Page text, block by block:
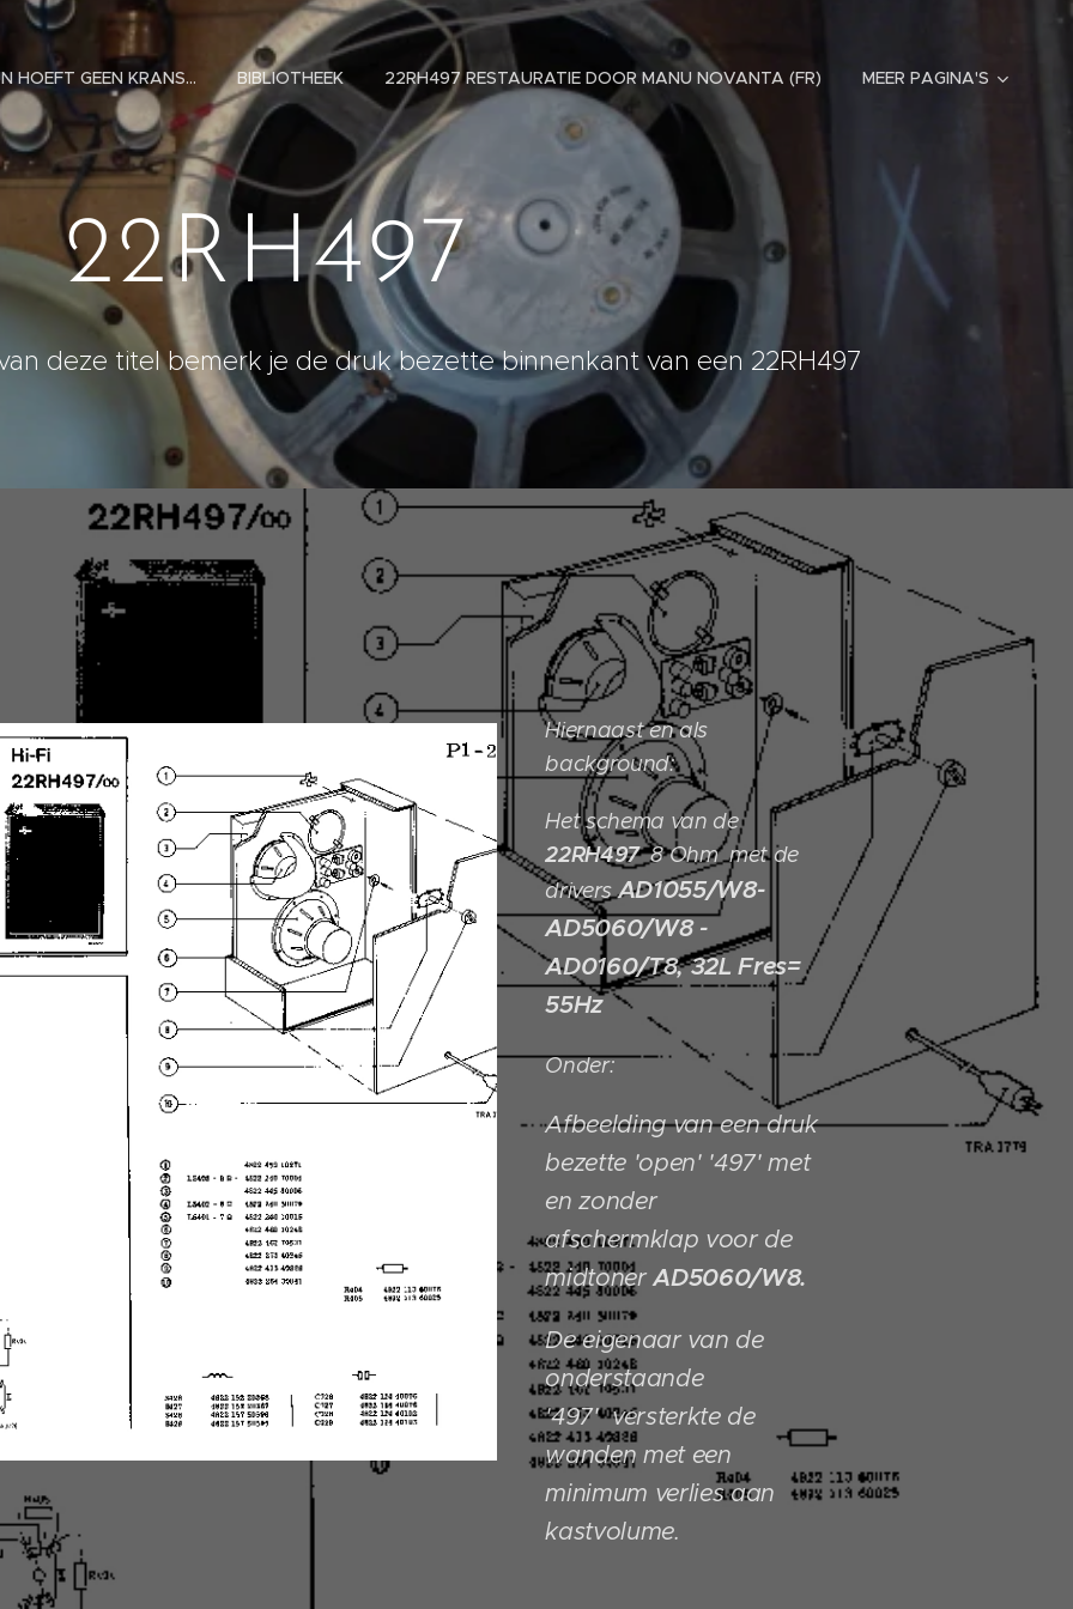
HOEFT GEEN KRANS... BIBLIOTHEEK 22RH497 RESTAURATIE DOOR MANU NOVANTA (FR) MEER PAGINA'S
22RH497
deze titel bemerk je de druk bezette binnenkant van een 22RH497
Hiernaast en als
background:
Het schema van de
22RH4978 Ohm met de
driversAD1055/W8-
AD5060/W8 -
AD0160/T8, 32L Fres=
55Hz
Onder:
Afbeelding van een druk
bezette 'open' '497' met
en zonder
afschermklap voor de
midtonerAD5060/W8.
De eigenaar van de
onderstaande
'497'versterkte de
wanden met een
minimum verlies aan
kastvolume.